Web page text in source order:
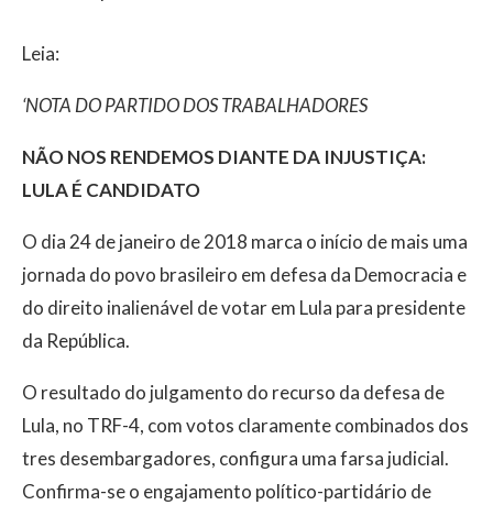
Leia:
‘NOTA DO PARTIDO DOS TRABALHADORES
NÃO NOS RENDEMOS DIANTE DA INJUSTIÇA:
LULA É CANDIDATO
O dia 24 de janeiro de 2018 marca o início de mais uma
jornada do povo brasileiro em defesa da Democracia e
do direito inalienável de votar em Lula para presidente
da República.
O resultado do julgamento do recurso da defesa de
Lula, no TRF-4, com votos claramente combinados dos
tres desembargadores, configura uma farsa judicial.
Confirma-se o engajamento político-partidário de